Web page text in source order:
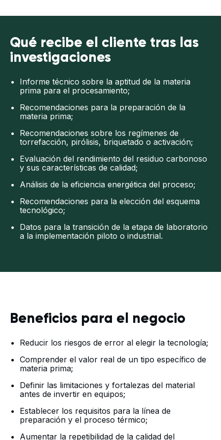
Qué recibe el cliente tras las
investigaciones
Informe técnico sobre la aptitud de la materia
prima para el procesamiento;
Recomendaciones para la preparación de la
materia prima;
Recomendaciones sobre los regímenes de
torrefacción, pirólisis, briquetado o activación;
Evaluación del rendimiento del residuo carbonoso
y sus características de calidad;
Análisis de la eficiencia energética del proceso;
Recomendaciones para la elección del esquema
tecnológico;
Datos para la transición de la etapa de laboratorio
a la implementación piloto o industrial.
Beneficios para el negocio
Reducir los riesgos de error al elegir la tecnología;
Comprender el valor real de un tipo específico de
materia prima;
Definir las limitaciones y fortalezas del material
antes de invertir en equipos;
Establecer los requisitos para la línea de
preparación y el proceso térmico;
Aumentar la repetibilidad de la calidad del